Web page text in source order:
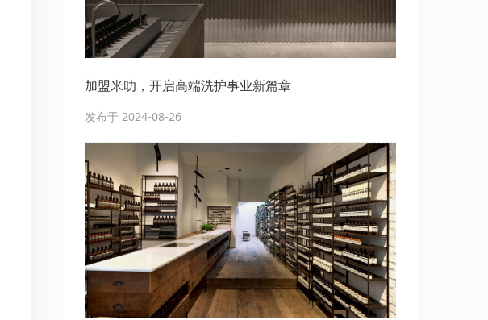
加盟米叻，开启高端洗护事业新篇章
发布于 2024-08-26